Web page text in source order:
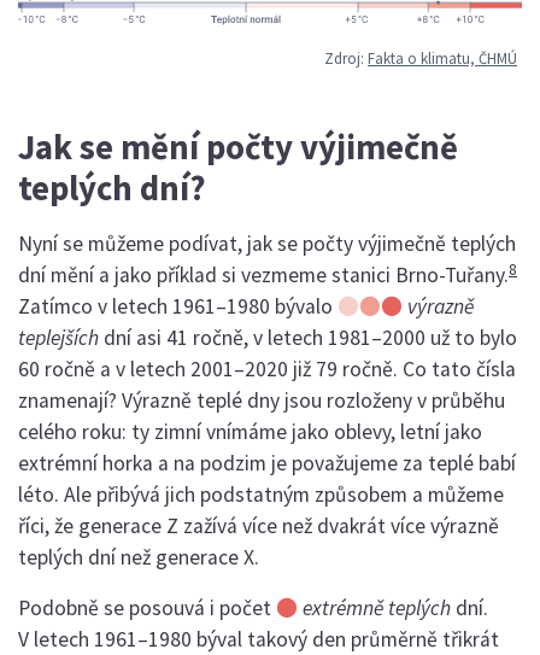
Zdroj: Fakta o klimatu, ČHMÚ
Jak se mění počty výjimečně
teplých dní?
Nyní se můžeme podívat, jak se počty výjimečně teplých
dní mění a jako příklad si vezmeme stanici Brno-Tuřany.8
Zatímco v letech 1961–1980 bývalo ⬤⬤⬤ výrazně
teplejších dní asi 41 ročně, v letech 1981–2000 už to bylo
60 ročně a v letech 2001–2020 již 79 ročně. Co tato čísla
znamenají? Výrazně teplé dny jsou rozloženy v průběhu
celého roku: ty zimní vnímáme jako oblevy, letní jako
extrémní horka a na podzim je považujeme za teplé babí
léto. Ale přibývá jich podstatným způsobem a můžeme
říci, že generace Z zažívá více než dvakrát více výrazně
teplých dní než generace X.
Podobně se posouvá i počet ⬤ extrémně teplých dní.
V letech 1961–1980 býval takový den průměrně třikrát